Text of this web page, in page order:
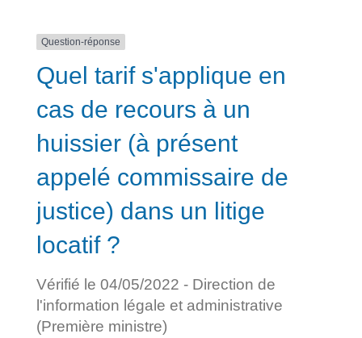
Question-réponse
Quel tarif s'applique en
cas de recours à un
huissier (à présent
appelé commissaire de
justice) dans un litige
locatif ?
Vérifié le 04/05/2022 - Direction de
l'information légale et administrative
(Première ministre)